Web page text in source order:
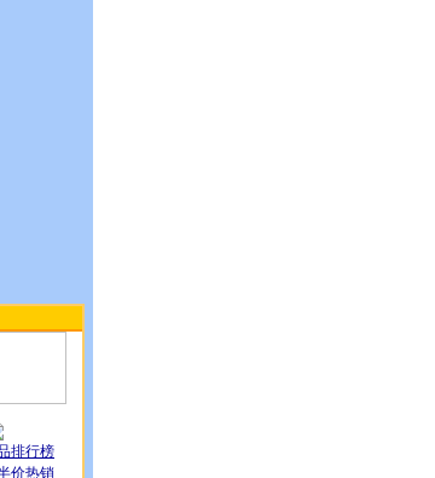
排行榜
价热销